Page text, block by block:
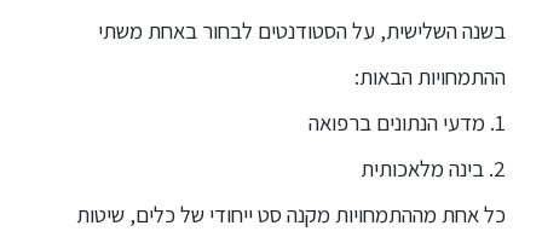
בשנה השלישית, על הסטודנטים לבחור באחת משתי
ההתמחויות הבאות:
1. מדעי הנתונים ברפואה
2. בינה מלאכותית
כל אחת מההתמחויות מקנה סט ייחודי של כלים, שיטות